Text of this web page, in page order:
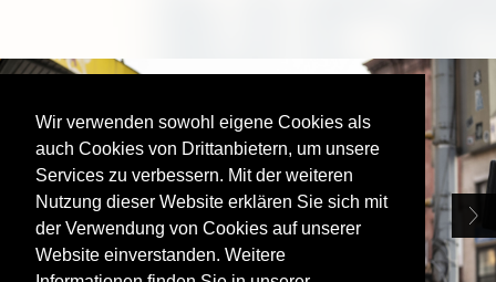
Wir verwenden sowohl eigene Cookies als
auch Cookies von Drittanbietern, um unsere
Services zu verbessern. Mit der weiteren
Nutzung dieser Website erklären Sie sich mit
der Verwendung von Cookies auf unserer
Website einverstanden. Weitere